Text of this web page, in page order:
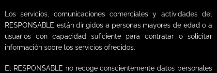
Los servicios, comunicaciones comerciales y actividades del
RESPONSABLE están dirigidos a personas mayores de edad o a
usuarios con capacidad suficiente para contratar o solicitar
información sobre los servicios ofrecidos.
El RESPONSABLE no recoge conscientemente datos personales